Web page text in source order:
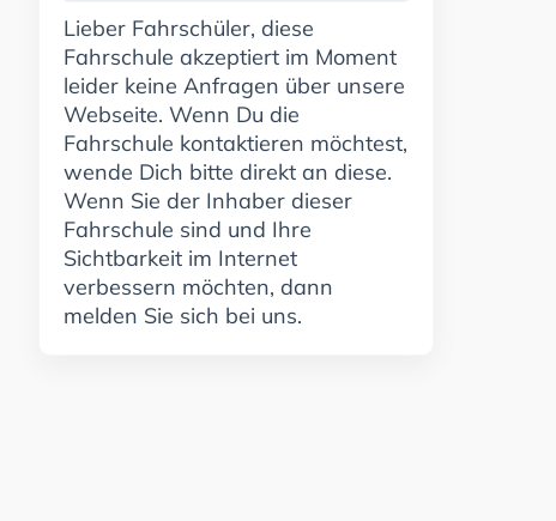
Lieber Fahrschüler, diese
Fahrschule akzeptiert im Moment
leider keine Anfragen über unsere
Webseite. Wenn Du die
Fahrschule kontaktieren möchtest,
wende Dich bitte direkt an diese.
Wenn Sie der Inhaber dieser
Fahrschule sind und Ihre
Sichtbarkeit im Internet
verbessern möchten, dann
melden Sie sich bei uns.